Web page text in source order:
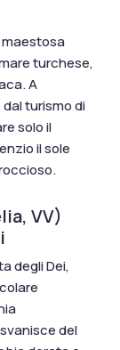
turchese,
A
turismo di
solo il
il sole
VV)
degli Dei,
del